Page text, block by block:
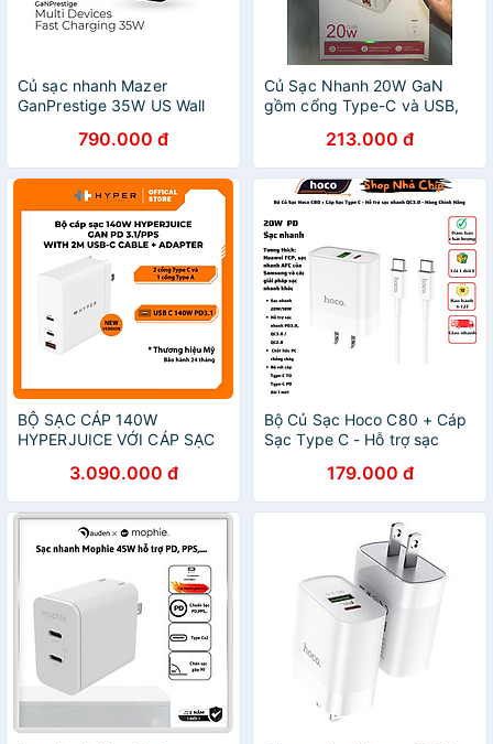
Củ sạc nhanh Mazer
GanPrestige 35W US Wall
USB-C Có Đèn Led Báo Sạc
Nhanh Hàng Chính Hãng
790.000 đ
Củ Sạc Nhanh 20W GaN
gồm cổng Type-C và USB,
nhỏ gọn, tiện mang theo -
Hàng nhập khẩu
213.000 đ
BỘ SẠC CÁP 140W
HYPERJUICE VỚI CÁP SẠC
CHÍNH HÃNG3.090.000 đ
Bộ Củ Sạc Hoco C80 + Cáp
Sạc Type C - Hỗ trợ sạc
179.000 đ